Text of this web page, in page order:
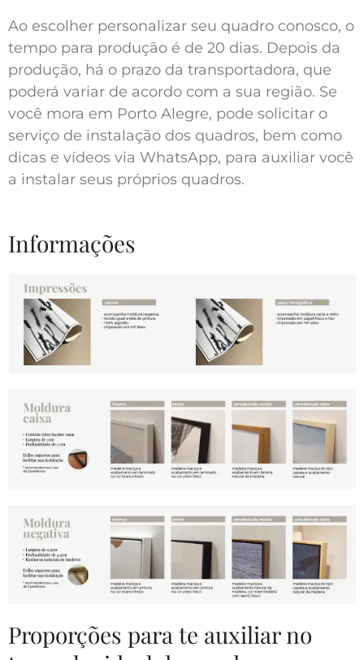
Ao escolher personalizar seu quadro conosco, o
tempo para produção é de 20 dias. Depois da
produção, há o prazo da transportadora, que
poderá variar de acordo com a sua região. Se
você mora em Porto Alegre, pode solicitar o
serviço de instalação dos quadros, bem como
dicas e vídeos via WhatsApp, para auxiliar você
a instalar seus próprios quadros.
Informações
Proporções para te auxiliar no